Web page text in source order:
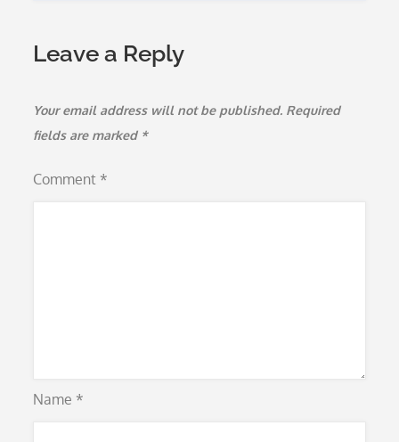
Leave a Reply
Your email address will not be published. Required
fields are marked *
Comment *
Name *